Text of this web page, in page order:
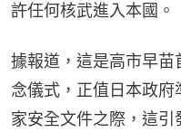
許任何核武進入本國。
據報道，這是高市早
念儀式，正值日本政府
家安全文件之際，這